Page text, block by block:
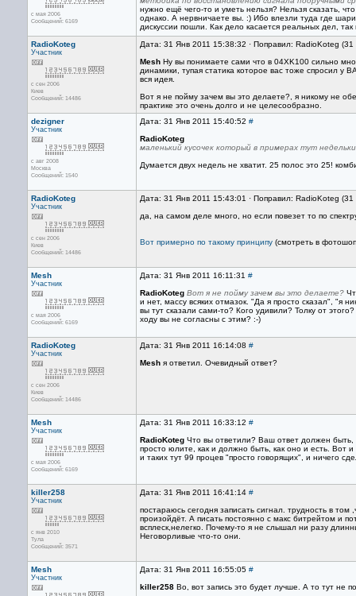
с мая 2006
Сообщений: 6169
нужно ещё чего-то и уметь нельзя? Нельзя сказать,
однако. А нервничаете вы. :) Ибо влезли туда где
дискуссии пошли. Как дело касается реальных дел,
RadioKoteg
Участник
с сен 2006
Киев
Сообщений: 14486
Дата: 31 Янв 2011 15:38:32 · Поправил: RadioKoteg
Mesh Ну вы понимаете сами что в 04XK100 сильно
динамики, тупая статика которое вас тоже спросил у
вся идея.
Вот я не пойму зачем вы это делаете?, я никому не
практике это очень долго и не целесообразно.
dezigner
Участник
с авг 2008
Москва
Сообщений: 1540
Дата: 31 Янв 2011 15:40:52 #
RadioKoteg
маленький кусочек который в примерах тут
Думается двух недель не хватит. 25 полос это 25!
RadioKoteg
Участник
с сен 2006
Киев
Сообщений: 14486
Дата: 31 Янв 2011 15:43:01 · Поправил: RadioKoteg
да, на самом деле много, но если повезет то по
Вот примерно по такому принципу (смотреть в
Mesh
Участник
с мая 2006
Сообщений: 6169
Дата: 31 Янв 2011 16:11:31 #
RadioKoteg Вот я не пойму зачем вы это делаете?
и нет, массу всяких отмазок. "Да я просто сказал", "я
вы тут сказали сами-то? Кого удивили? Толку от
ходу вы не согласны с этим? :-)
RadioKoteg
Участник
с сен 2006
Киев
Сообщений: 14486
Дата: 31 Янв 2011 16:14:08 #
Mesh я ответил. Очевидный ответ?
Mesh
Участник
с мая 2006
Сообщений: 6169
Дата: 31 Янв 2011 16:33:12 #
RadioKoteg Что вы ответили? Ваш ответ должен быть,
просто юлите, как и должно быть, как оно и есть. Вот
и таких тут 99 процев "просто говорящих", и ничего
killer258
Участник
с янв 2010
Тула
Сообщений: 3571
Дата: 31 Янв 2011 16:41:14 #
постараюсь сегодня записать сигнал. трудность в
произойдёт. А писать постоянно с макс битрейтом и
всплеск,нелегко. Почему-то я не слышал ни разу
Неговорливые что-то они.
Mesh
Участник
Дата: 31 Янв 2011 16:55:05 #
killer258 Во, вот запись это будет лучше. А то тут не